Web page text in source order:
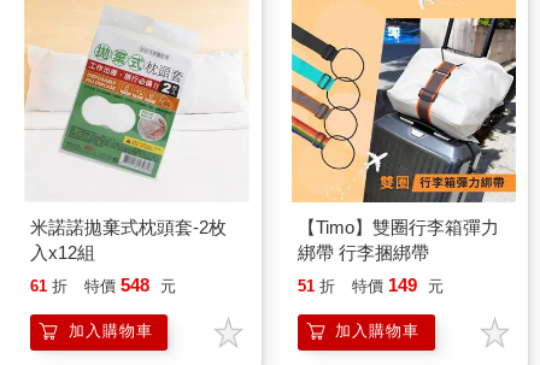
米諾諾拋棄式枕頭套-2枚
入x12組
61 折 特價 548 元
加入購物車
【Timo】雙圈行李箱彈力
綁帶 行李捆綁帶
51 折 特價 149 元
加入購物車